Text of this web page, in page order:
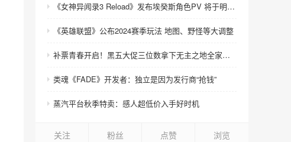
《女神异闻录3 Reload》发布埃癸斯角色PV 将于明年发售
《英雄联盟》公布2024赛季玩法 地图、野怪等大调整
补票青春开启！黑五大促三位数拿下无主之地全家老小！
类魂《FADE》开发者：独立是因为发行商“抢钱”
蒸汽平台秋季特卖：感人超低价入手好时机
关注 粉丝 点赞 浏览